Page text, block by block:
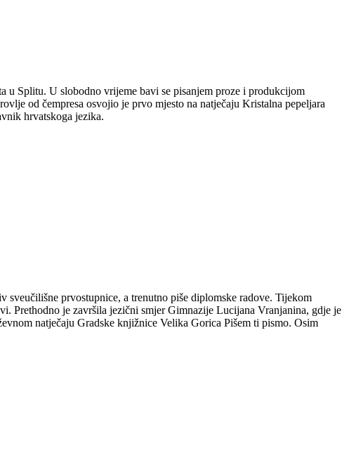
u Splitu. U slobodno vrijeme bavi se pisanjem proze i produkcijom
od čempresa osvojio je prvo mjesto na natječaju Kristalna pepeljara
hrvatskoga jezika.
prvostupnice, a trenutno piše diplomske radove. Tijekom
Prethodno je završila jezični smjer Gimnazije Lucijana Vranjanina, gdje je
natječaju Gradske knjižnice Velika Gorica Pišem ti pismo. Osim